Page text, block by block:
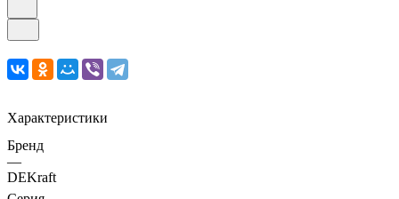
Характеристики
Бренд
—
DEKraft